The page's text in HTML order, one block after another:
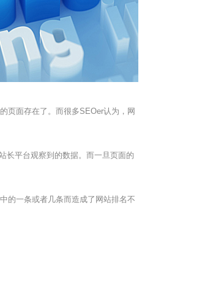
页面存在了。而很多SEOer认为，网
长平台观察到的数据。而一旦页面的
的一条或者几条而造成了网站排名不